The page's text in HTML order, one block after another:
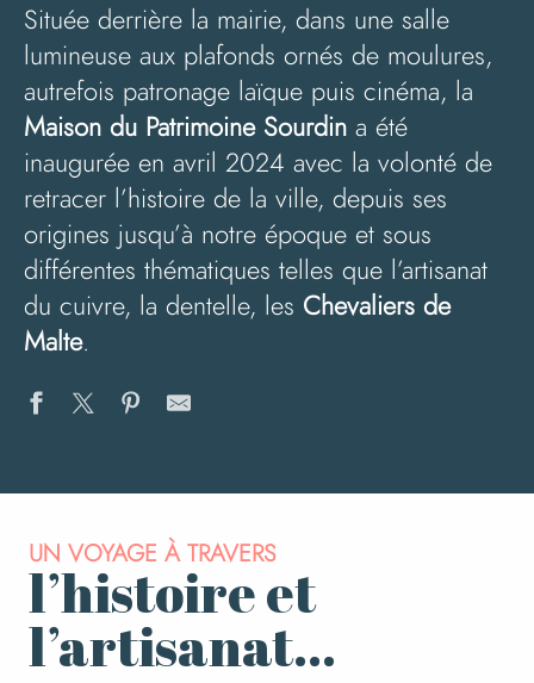
Située derrière la mairie, dans une salle
lumineuse aux plafonds ornés de moulures,
autrefois patronage laïque puis cinéma, la
Maison du Patrimoine Sourdin a été
inaugurée en avril 2024 avec la volonté de
retracer l’histoire de la ville, depuis ses
origines jusqu’à notre époque et sous
différentes thématiques telles que l’artisanat
du cuivre, la dentelle, les Chevaliers de
Malte.
UN VOYAGE À TRAVERS
l’histoire et
l’artisanat…